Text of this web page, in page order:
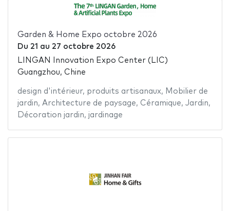
Garden & Home Expo octobre 2026
Du 21 au 27 octobre 2026
LINGAN Innovation Expo Center (LIC)
Guangzhou, Chine
design d'intérieur, produits artisanaux, Mobilier de
jardin, Architecture de paysage, Céramique, Jardin,
Décoration jardin, jardinage